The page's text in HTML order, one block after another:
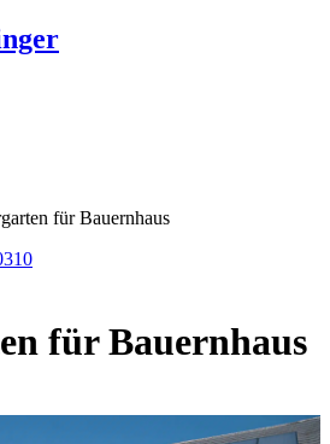
für Bauernhaus
für Bauernhaus